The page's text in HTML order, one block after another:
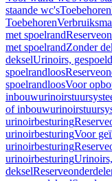
staande wc'sToebehoren
Toebehoren
met spoelrand
met spoelrandZonder
dekselUrinoirs,
spoelrandloos
spoelrandloosVoor
of
urinoirbesturing
urinoirbesturingVoor
urinoirbesturing
urinoirbesturing
deksel